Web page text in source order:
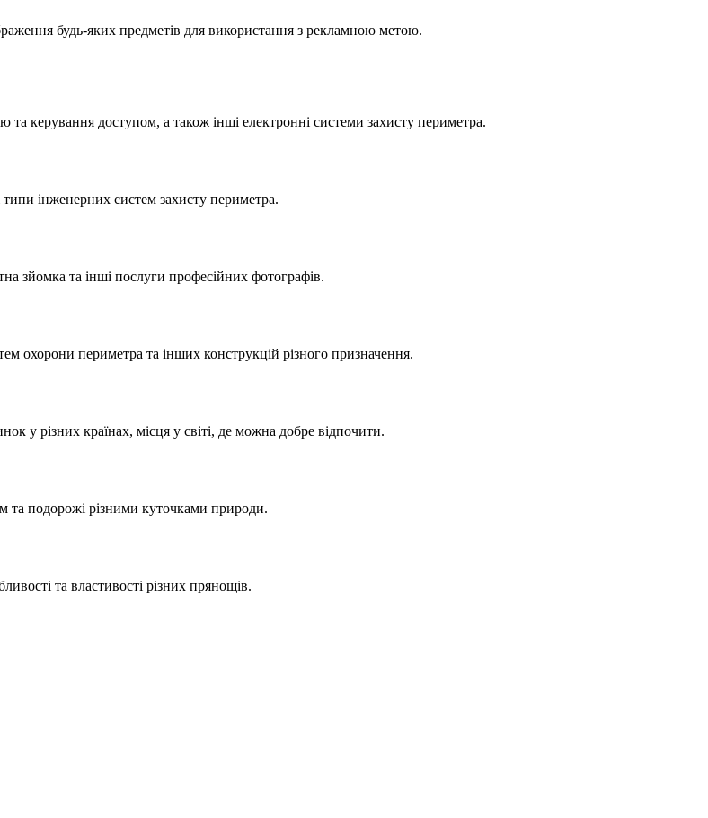
будь-яких предметів для використання з рекламною метою.
керування доступом, а також інші електронні системи захисту периметра.
інженерних систем захисту периметра.
зйомка та інші послуги професійних фотографів.
охорони периметра та інших конструкцій різного призначення.
у різних країнах, місця у світі, де можна добре відпочити.
та подорожі різними куточками природи.
та властивості різних прянощів.